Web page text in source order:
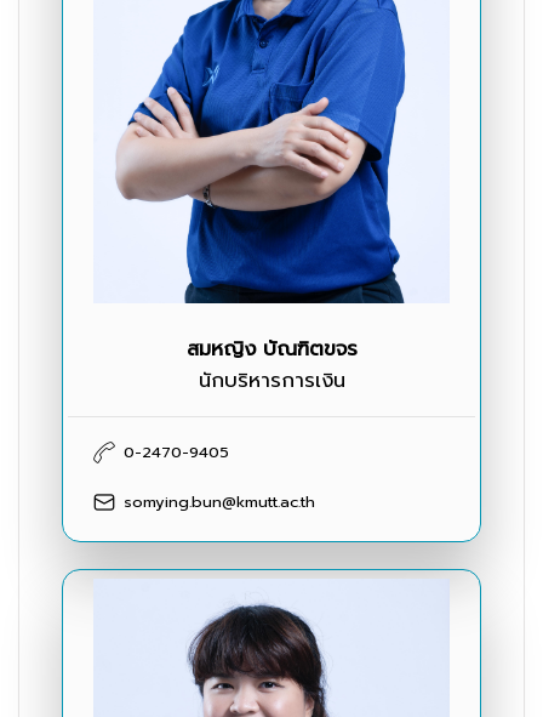
สมหญิง บัณฑิตขจร
นักบริหารการเงิน
0-2470-9405
somying.bun@kmutt.ac.th